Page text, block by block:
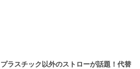
プラスチック以外のストローが話題！代替